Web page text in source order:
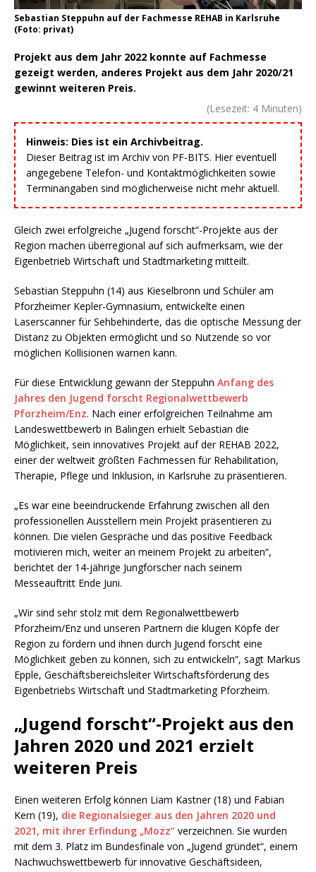
Sebastian Steppuhn auf der Fachmesse REHAB in Karlsruhe
(Foto: privat)
Projekt aus dem Jahr 2022 konnte auf Fachmesse
gezeigt werden, anderes Projekt aus dem Jahr 2020/21
gewinnt weiteren Preis.
(Lesezeit: 4 Minuten)
Hinweis: Dies ist ein Archivbeitrag.
Dieser Beitrag ist im Archiv von PF-BITS. Hier eventuell
angegebene Telefon- und Kontaktmöglichkeiten sowie
Terminangaben sind möglicherweise nicht mehr aktuell.
Gleich zwei erfolgreiche „Jugend forscht“-Projekte aus der
Region machen überregional auf sich aufmerksam, wie der
Eigenbetrieb Wirtschaft und Stadtmarketing mitteilt.
Sebastian Steppuhn (14) aus Kieselbronn und Schüler am
Pforzheimer Kepler-Gymnasium, entwickelte einen
Laserscanner für Sehbehinderte, das die optische Messung der
Distanz zu Objekten ermöglicht und so Nutzende so vor
möglichen Kollisionen warnen kann.
Für diese Entwicklung gewann der Steppuhn Anfang des
Jahres den Jugend forscht Regionalwettbewerb
Pforzheim/Enz. Nach einer erfolgreichen Teilnahme am
Landeswettbewerb in Balingen erhielt Sebastian die
Möglichkeit, sein innovatives Projekt auf der REHAB 2022,
einer der weltweit größten Fachmessen für Rehabilitation,
Therapie, Pflege und Inklusion, in Karlsruhe zu präsentieren.
„Es war eine beeindruckende Erfahrung zwischen all den
professionellen Ausstellern mein Projekt präsentieren zu
können. Die vielen Gespräche und das positive Feedback
motivieren mich, weiter an meinem Projekt zu arbeiten“,
berichtet der 14-jährige Jungforscher nach seinem
Messeauftritt Ende Juni.
„Wir sind sehr stolz mit dem Regionalwettbewerb
Pforzheim/Enz und unseren Partnern die klugen Köpfe der
Region zu fördern und ihnen durch Jugend forscht eine
Möglichkeit geben zu können, sich zu entwickeln“, sagt Markus
Epple, Geschäftsbereichsleiter Wirtschaftsförderung des
Eigenbetriebs Wirtschaft und Stadtmarketing Pforzheim.
„Jugend forscht“-Projekt aus den
Jahren 2020 und 2021 erzielt
weiteren Preis
Einen weiteren Erfolg können Liam Kastner (18) und Fabian
Kern (19), die Regionalsieger aus den Jahren 2020 und
2021, mit ihrer Erfindung „Mozz“ verzeichnen. Sie wurden
mit dem 3. Platz im Bundesfinale von „Jugend gründet“, einem
Nachwuchswettbewerb für innovative Geschäftsideen,